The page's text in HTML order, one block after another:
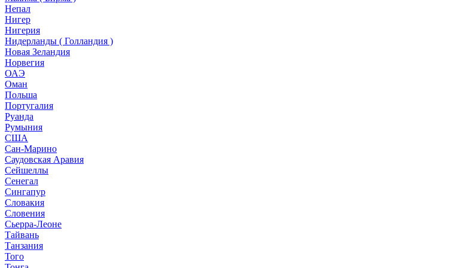
Непал
Нигер
Нигерия
Нидерланды ( Голландия )
Новая Зеландия
Норвегия
ОАЭ
Оман
Польша
Португалия
Руанда
Румыния
США
Сан-Марино
Саудовская Аравия
Сейшеллы
Сенегал
Сингапур
Словакия
Словения
Сьерра-Леоне
Тайвань
Танзания
Того